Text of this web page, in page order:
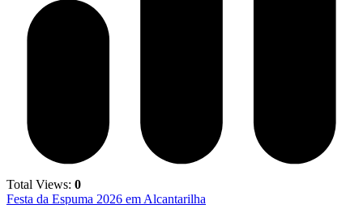
Total Views: 0
Festa da Espuma 2026 em Alcantarilha